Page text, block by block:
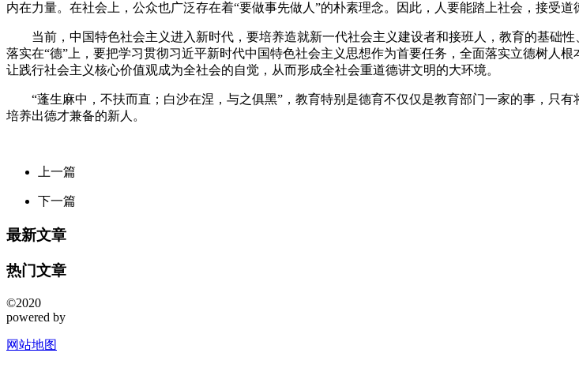
内在力量。在社会上，公众也广泛存在着“要做事先做人”的朴素理念。因此，人要能踏上社会，接受道
当前，中国特色社会主义进入新时代，要培养造就新一代社会主义建设者和接班人，教育的基础性
落实在“德”上，要把学习贯彻习近平新时代中国特色社会主义思想作为首要任务，全面落实立德树人
让践行社会主义核心价值观成为全社会的自觉，从而形成全社会重道德讲文明的大环境。
“蓬生麻中，不扶而直；白沙在涅，与之俱黑”，教育特别是德育不仅仅是教育部门一家的事，只
培养出德才兼备的新人。
上一篇
下一篇
最新文章
热门文章
©2020
powered by
网站地图